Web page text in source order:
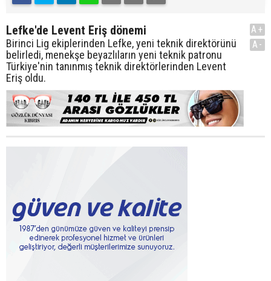
Lefke'de Levent Eriş dönemi
Birinci Lig ekiplerinden Lefke, yeni teknik direktörünü
belirledi, menekşe beyazlıların yeni teknik patronu
Türkiye'nin tanınmış teknik direktörlerinden Levent
Eriş oldu.
A+
A-